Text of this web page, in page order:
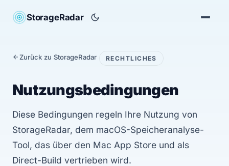
StorageRadar
Zurück zu StorageRadar RECHTLICHES
Nutzungsbedingungen
Diese Bedingungen regeln Ihre Nutzung von
StorageRadar, dem macOS-Speicheranalyse-
Tool, das über den Mac App Store und als
Direct-Build vertrieben wird.